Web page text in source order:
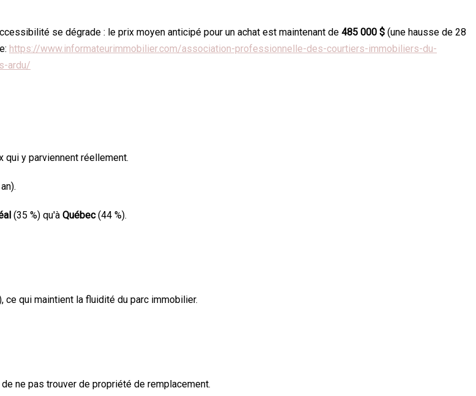
se dégrade : le prix moyen anticipé pour un achat est maintenant de 485 000 $ (une hausse de 28
https://www.informateurimmobilier.com/association-professionnelle-des-courtiers-immobiliers-du-
ardu/
qui y parviennent réellement.
(35 %) qu'à Québec(44 %).
qui maintient la fluidité du parc immobilier.
ne pas trouver de propriété de remplacement.